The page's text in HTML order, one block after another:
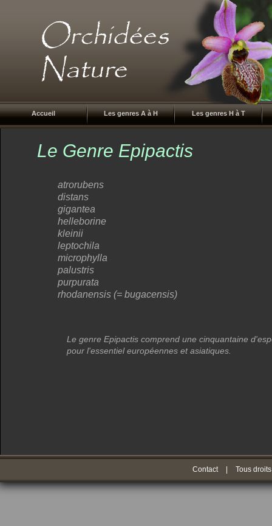
Accueil Les genres A à H Les genres H à T
Le Genre Epipactis
atrorubens
distans
gigantea
helleborine
kleinii
leptochila
microphylla
palustris
purpurata
rhodanensis (= bugacensis)
Le genre Epipactis comprend une cinquantaine
pour l'essentiel européennes et asiatiques.
Contact Tous